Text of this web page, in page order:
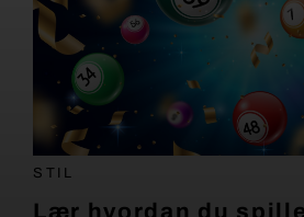
STIL
Lær hvordan du